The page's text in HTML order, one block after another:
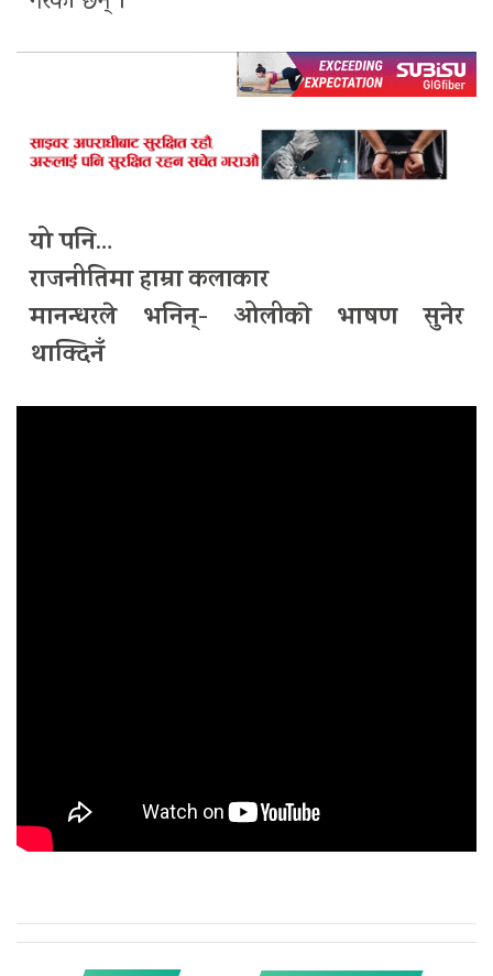
यो पनि…
राजनीतिमा हाम्रा कलाकार
मानन्धरले भनिन्- ओलीकाे भाषण सुनेर
थाक्दिनँ